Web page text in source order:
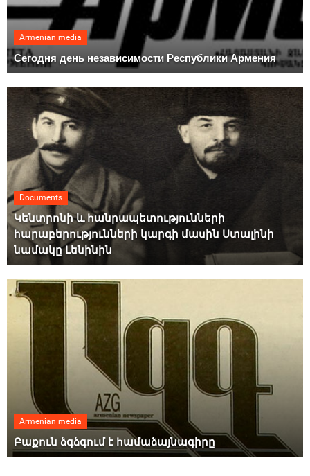
Armenian media
Сегодня день независимости Республики Армения
Documents
Կենտրոնի և հանրապետությունների
հարաբերությունների կարգի մասին Ստալինի
նամակը Լենինին
Armenian media
Բաքուն ձգձգում է համաձայնագիրը